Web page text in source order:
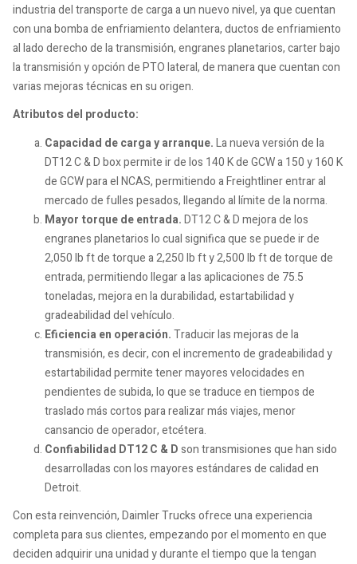
industria del transporte de carga a un nuevo nivel, ya que cuentan
con una bomba de enfriamiento delantera, ductos de enfriamiento
al lado derecho de la transmisión, engranes planetarios, carter bajo
la transmisión y opción de PTO lateral, de manera que cuentan con
varias mejoras técnicas en su origen.
Atributos del producto:
Capacidad de carga y arranque.La nueva versión de la
DT12 C & D box permite ir de los 140 K de GCW a 150 y 160 K
de GCW para el NCAS, permitiendo a Freightliner entrar al
mercado de fulles pesados, llegando al límite de la norma.
Mayor torque de entrada.DT12 C & D mejora de los
engranes planetarios lo cual significa que se puede ir de
2,050 lb ft de torque a 2,250 lb ft y 2,500 lb ft de torque de
entrada, permitiendo llegar a las aplicaciones de 75.5
toneladas, mejora en la durabilidad, estartabilidad y
gradeabilidad del vehículo.
Eficiencia en operación.Traducir las mejoras de la
transmisión, es decir, con el incremento de gradeabilidad y
estartabilidad permite tener mayores velocidades en
pendientes de subida, lo que se traduce en tiempos de
traslado más cortos para realizar más viajes, menor
cansancio de operador, etcétera.
Confiabilidad DT12 C & Dson transmisiones que han sido
desarrolladas con los mayores estándares de calidad en
Detroit.
Con esta reinvención, Daimler Trucks ofrece una experiencia
completa para sus clientes, empezando por el momento en que
deciden adquirir una unidad y durante el tiempo que la tengan